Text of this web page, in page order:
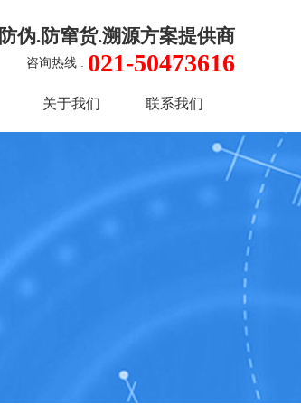
防伪.防窜货.溯源方案提供商
咨询热线 : 021-50473616
关于我们 联系我们